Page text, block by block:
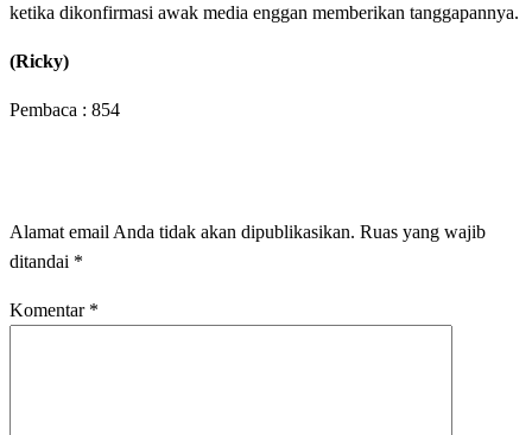
ketika dikonfirmasi awak media enggan memberikan tanggapannya.
(Ricky)
Pembaca : 854
Alamat email Anda tidak akan dipublikasikan. Ruas yang wajib
ditandai *
Komentar *